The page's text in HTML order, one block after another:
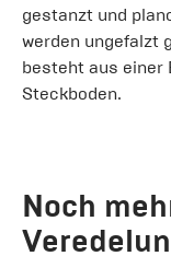
gestanzt und
werden ungefalzt
besteht aus einer
Steckboden.
Noch